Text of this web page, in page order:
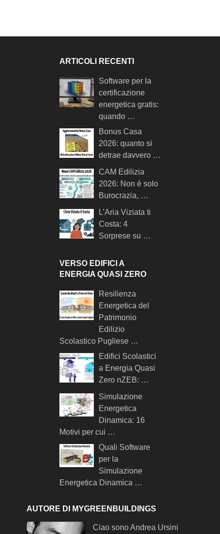
ARTICOLI RECENTI
Software per la
certificazione
energetica gratis:
quando …
Bonus Casa
2026: quanto si
detrae davvero …
CAM Edilizia
2026: Non è solo
Burocrazia, …
L’Aria Viziata ti
Costa: 4
Sorprese su …
VERSO EDIFICI A
ENERGIA QUASI ZERO
Resilienza
Energetica del
Patrimonio
Edilizio
Scolastico Pugliese …
Edifici Scolastici
a Energia Quasi
Zero nZEB: …
Simulazione
Energetica
Dinamica: 16
Motivi per cui …
Quali Software
per la
Simulazione
Energetica Dinamica …
AUTORE DI MYGREENBUILDINGS
Ciao sono Andrea Ursini